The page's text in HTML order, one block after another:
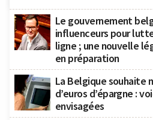
Le gouvernement
influenceurs pour
ligne ; une nouvelle
en préparation
La Belgique souhaite
d’euros d’épargne :
envisagées